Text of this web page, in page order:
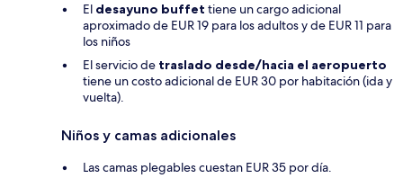
El desayuno buffet tiene un cargo adicional
aproximado de EUR 19 para los adultos y de EUR 11 para
los niños
El servicio de traslado desde/hacia el aeropuerto
tiene un costo adicional de EUR 30 por habitación (ida y
vuelta).
Niños y camas adicionales
Las camas plegables cuestan EUR 35 por día.